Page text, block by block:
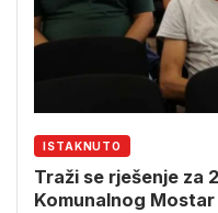
ISTAKNUTO
Traži se rješenje za
Komunalnog Mostar